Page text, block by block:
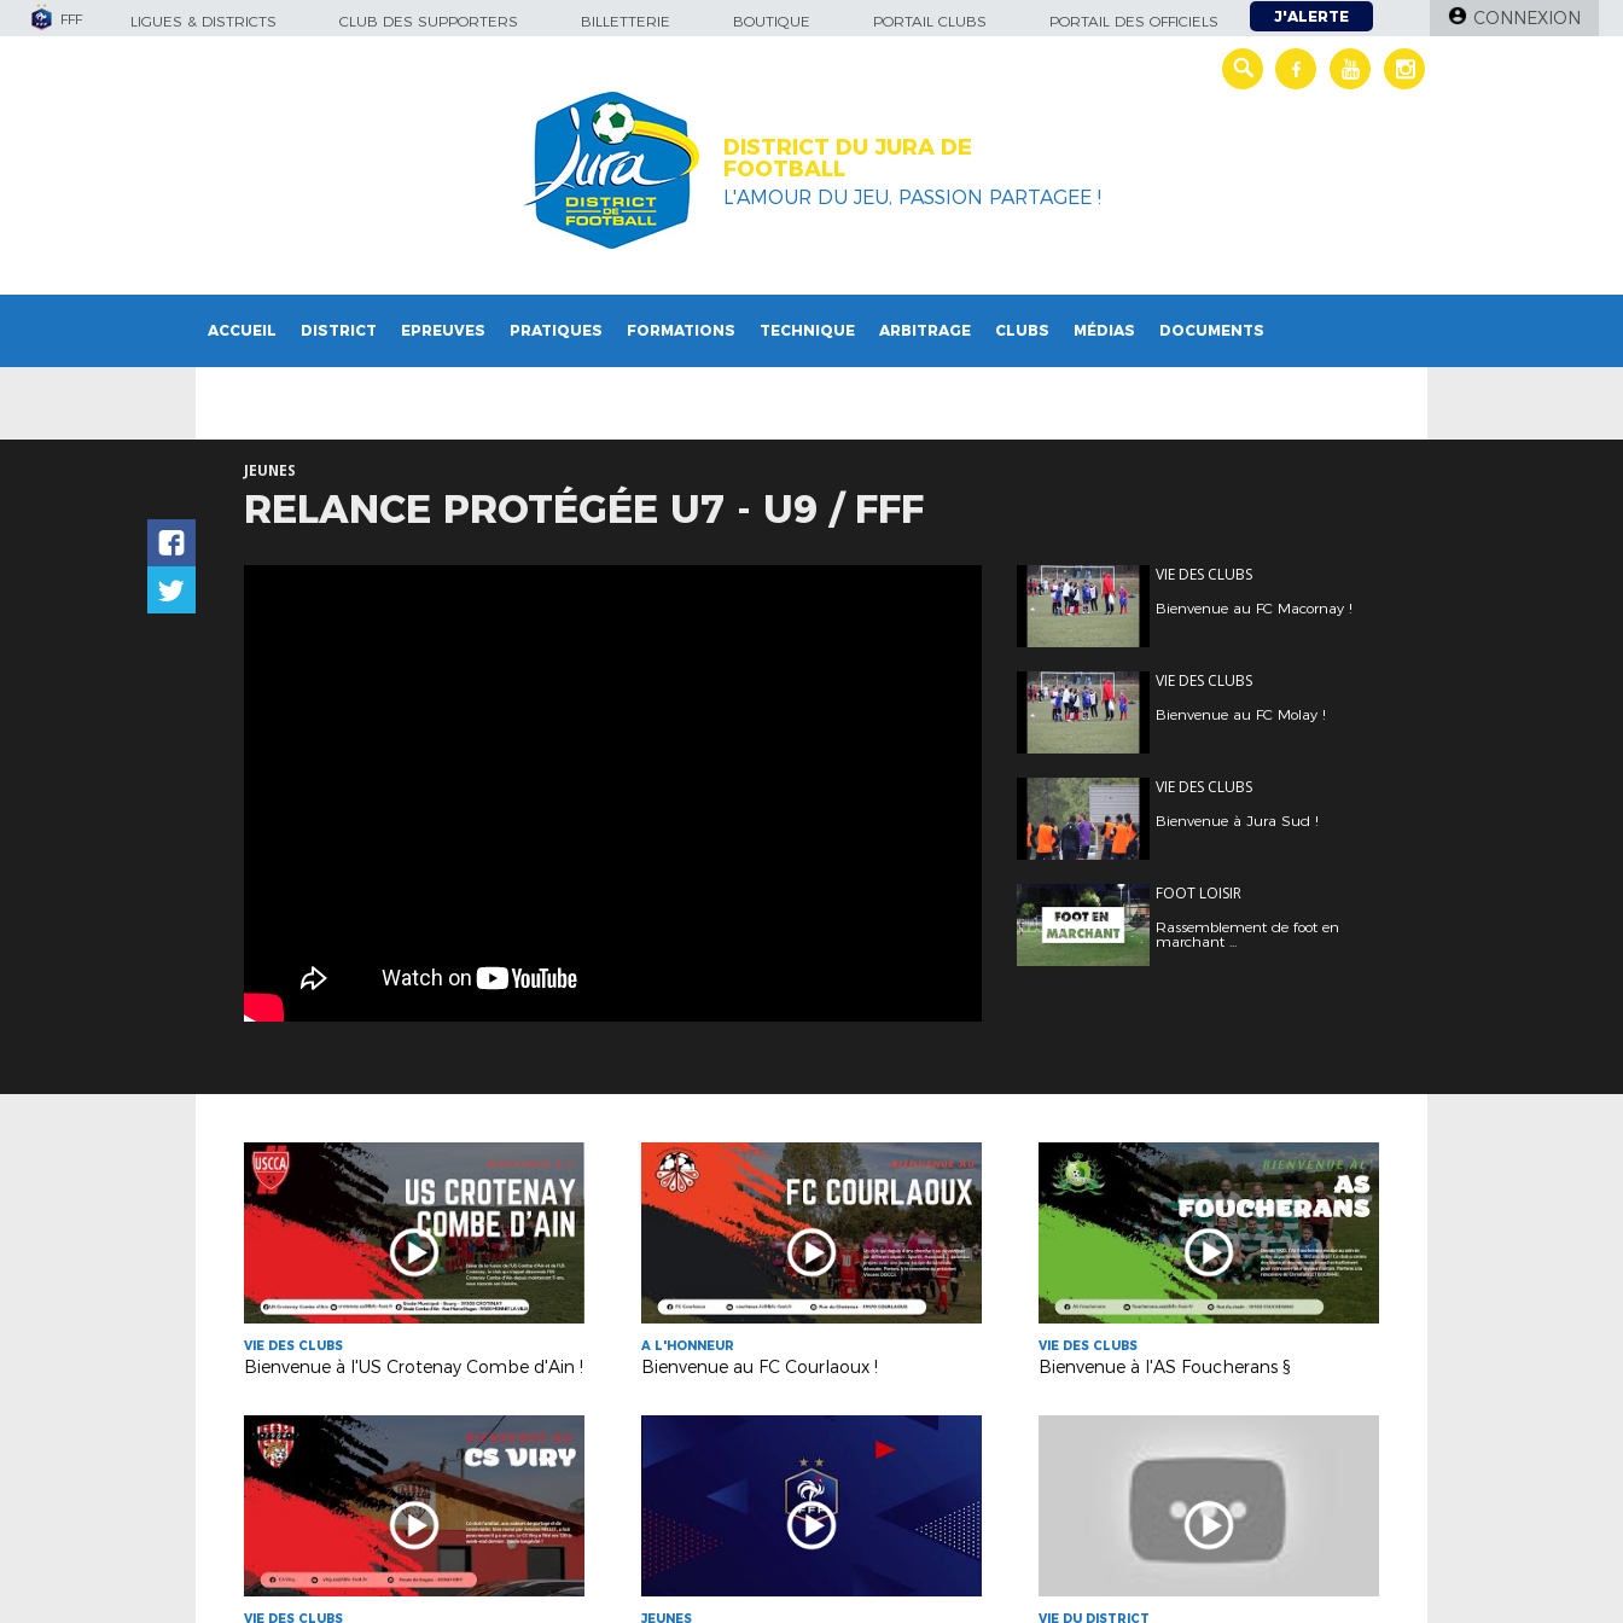
FFF LIGUES & DISTRICTS CLUB DES SUPPORTERS BILLETTERIE BOUTIQUE PORTAIL CLUBS PORTAIL DES OFFICIELS J'ALERTE CONNEXION
DISTRICT DU JURA DE
FOOTBALL
L'AMOUR DU JEU, PASSION PARTAGEE !
ACCUEIL DISTRICT EPREUVES PRATIQUES FORMATIONS TECHNIQUE ARBITRAGE CLUBS MÉDIAS DOCUMENTS
JEUNES
RELANCE PROTÉGÉE U7 - U9 / FFF
VIE DES CLUBS
Bienvenue au FC Macornay !
VIE DES CLUBS
Bienvenue au FC Molay !
VIE DES CLUBS
Bienvenue à Jura Sud !
FOOT LOISIR
Rassemblement de foot en
marchant ...
VIE DES CLUBS
Bienvenue à l'US Crotenay Combe d'Ain !
A L'HONNEUR
Bienvenue au FC Courlaoux !
VIE DES CLUBS
Bienvenue à l'AS Foucherans §
VIE DES CLUBS JEUNES VIE DU DISTRICT